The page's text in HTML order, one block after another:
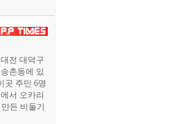
전 대덕구
촌동에 있
곳 주민 6명
서 오카리
든 비둘기